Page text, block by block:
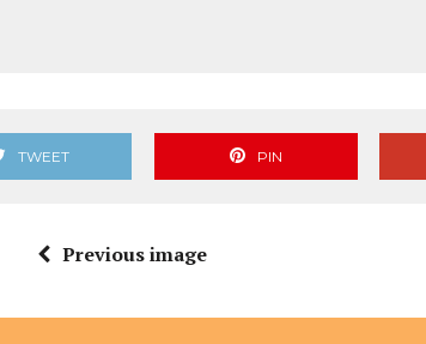
TWEET PIN
Previous image